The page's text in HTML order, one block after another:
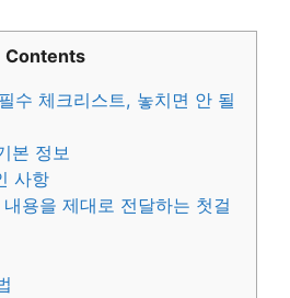
Contents
수 체크리스트, 놓치면 안 될
본 정보
사항
용을 제대로 전달하는 첫걸